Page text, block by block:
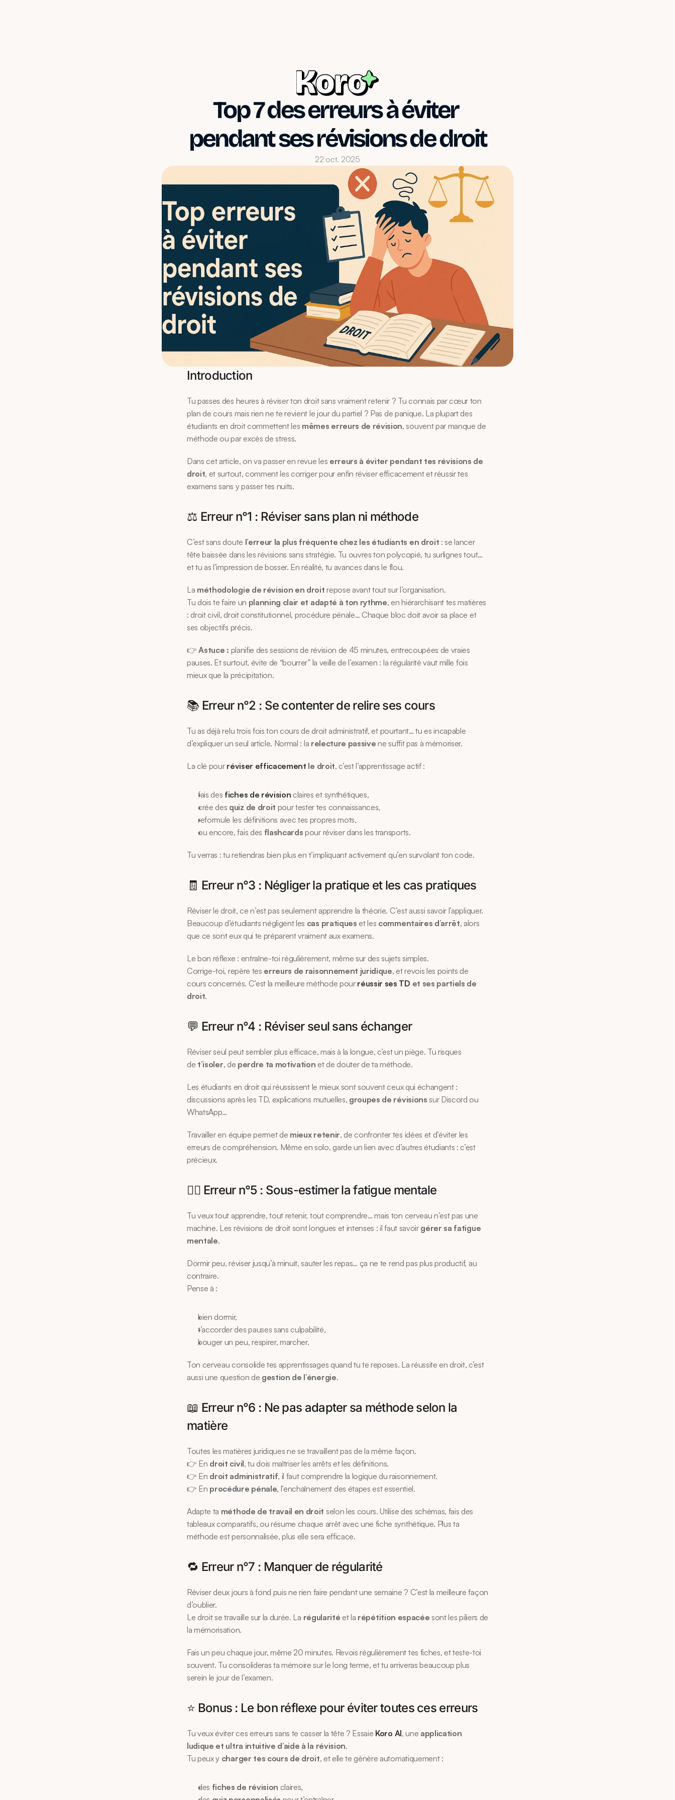
Top 7 des erreurs à éviter
pendant ses révisions de droit
22 oct. 2025
Introduction
Tu passes des heures à réviser ton droit sans vraiment retenir ? Tu connais par cœur ton
plan de cours mais rien ne te revient le jour du partiel ? Pas de panique. La plupart des
étudiants en droit commettent les mêmes erreurs de révision, souvent par manque de
méthode ou par excès de stress.
Dans cet article, on va passer en revue les erreurs à éviter pendant tes révisions de
droit, et surtout, comment les corriger pour enfin réviser efficacement et réussir tes
examens sans y passer tes nuits.
⚖️ Erreur n°1 : Réviser sans plan ni méthode
C’est sans doute l’erreur la plus fréquente chez les étudiants en droit : se lancer
tête baissée dans les révisions sans stratégie. Tu ouvres ton polycopié, tu surlignes tout…
et tu as l’impression de bosser. En réalité, tu avances dans le flou.
La méthodologie de révision en droit repose avant tout sur l’organisation.
Tu dois te faire un planning clair et adapté à ton rythme, en hiérarchisant tes matières
: droit civil, droit constitutionnel, procédure pénale… Chaque bloc doit avoir sa place et
ses objectifs précis.
👉 Astuce : planifie des sessions de révision de 45 minutes, entrecoupées de vraies
pauses. Et surtout, évite de “bourrer” la veille de l’examen : la régularité vaut mille fois
mieux que la précipitation.
📚 Erreur n°2 : Se contenter de relire ses cours
Tu as déjà relu trois fois ton cours de droit administratif, et pourtant… tu es incapable
d’expliquer un seul article. Normal : la relecture passive ne suffit pas à mémoriser.
La clé pour réviser efficacement le droit, c’est l’apprentissage actif :
fais des fiches de révision claires et synthétiques,
crée des quiz de droit pour tester tes connaissances,
reformule les définitions avec tes propres mots,
ou encore, fais des flashcards pour réviser dans les transports.
Tu verras : tu retiendras bien plus en t’impliquant activement qu’en survolant ton code.
🧾 Erreur n°3 : Négliger la pratique et les cas pratiques
Réviser le droit, ce n’est pas seulement apprendre la théorie. C’est aussi savoir l’appliquer.
Beaucoup d’étudiants négligent les cas pratiques et les commentaires d’arrêt, alors
que ce sont eux qui te préparent vraiment aux examens.
Le bon réflexe : entraîne-toi régulièrement, même sur des sujets simples.
Corrige-toi, repère tes erreurs de raisonnement juridique, et revois les points de
cours concernés. C’est la meilleure méthode pour réussir ses TD et ses partiels de
droit.
💬 Erreur n°4 : Réviser seul sans échanger
Réviser seul peut sembler plus efficace, mais à la longue, c’est un piège. Tu risques
de t’isoler, de perdre ta motivation et de douter de ta méthode.
Les étudiants en droit qui réussissent le mieux sont souvent ceux qui échangent :
discussions après les TD, explications mutuelles, groupes de révisions sur Discord ou
WhatsApp…
Travailler en équipe permet de mieux retenir, de confronter tes idées et d’éviter les
erreurs de compréhension. Même en solo, garde un lien avec d’autres étudiants : c’est
précieux.
😵‍💫 Erreur n°5 : Sous-estimer la fatigue mentale
Tu veux tout apprendre, tout retenir, tout comprendre… mais ton cerveau n’est pas une
machine. Les révisions de droit sont longues et intenses : il faut savoir gérer sa fatigue
mentale.
Dormir peu, réviser jusqu’à minuit, sauter les repas… ça ne te rend pas plus productif, au
contraire.
Pense à :
bien dormir,
t’accorder des pauses sans culpabilité,
bouger un peu, respirer, marcher.
Ton cerveau consolide tes apprentissages quand tu te reposes. La réussite en droit, c’est
aussi une question de gestion de l’énergie.
📖 Erreur n°6 : Ne pas adapter sa méthode selon la
matière
Toutes les matières juridiques ne se travaillent pas de la même façon.
👉 En droit civil, tu dois maîtriser les arrêts et les définitions.
👉 En droit administratif, il faut comprendre la logique du raisonnement.
👉 En procédure pénale, l’enchaînement des étapes est essentiel.
Adapte ta méthode de travail en droit selon les cours. Utilise des schémas, fais des
tableaux comparatifs, ou résume chaque arrêt avec une fiche synthétique. Plus ta
méthode est personnalisée, plus elle sera efficace.
🔁 Erreur n°7 : Manquer de régularité
Réviser deux jours à fond puis ne rien faire pendant une semaine ? C’est la meilleure façon
d’oublier.
Le droit se travaille sur la durée. La régularité et la répétition espacée sont les piliers de
la mémorisation.
Fais un peu chaque jour, même 20 minutes. Revois régulièrement tes fiches, et teste-toi
souvent. Tu consolideras ta mémoire sur le long terme, et tu arriveras beaucoup plus
serein le jour de l’examen.
⭐ Bonus : Le bon réflexe pour éviter toutes ces erreurs
Tu veux éviter ces erreurs sans te casser la tête ? Essaie Koro AI, une application
ludique et ultra intuitive d’aide à la révision.
Tu peux y charger tes cours de droit, et elle te génère automatiquement :
des fiches de révision claires,